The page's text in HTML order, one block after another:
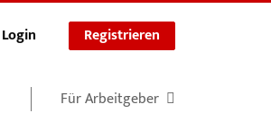
Login Registrieren
Für Arbeitgeber